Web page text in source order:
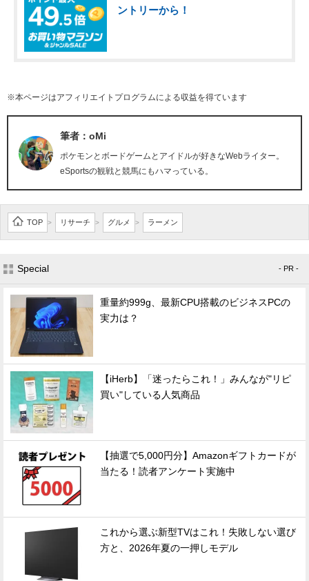
ントリーから！
※本ページはアフィリエイトプログラムによる収益を得ています
筆者：oMi
ポケモンとボードゲームとアイドルが好きなWebライター。
eSportsの観戦と競馬にもハマっている。
TOP > リサーチ > グルメ > ラーメン
Special - PR -
重量約999g、最新CPU搭載のビジネスPCの
実力は？
【iHerb】「迷ったらこれ！」みんなが"リピ
買い"している人気商品
【抽選で5,000円分】Amazonギフトカードが
当たる！読者アンケート実施中
これから選ぶ新型TVはこれ！失敗しない選び
方と、2026年夏の一押しモデル